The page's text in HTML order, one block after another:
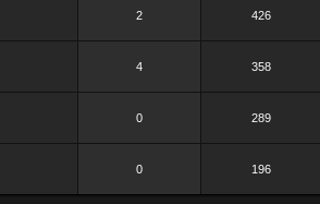
2 426
4 358
0 289
0 196